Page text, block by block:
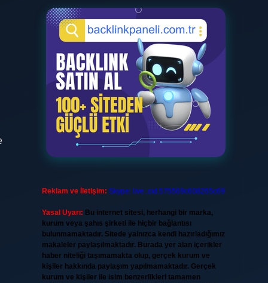
Reklam ve İletişim: Skype: live:.cid.575569c608265c69
Yasal Uyarı: Bu internet sitesi, herhangi bir marka,
kurum veya şahıs şirketi ile hiçbir bağlantısı
bulunmamaktadır. Sitede yalnızca kendi hazırladığımız
makaleler paylaşılmaktadır. Burada yer alan içerikler
haber niteliği taşımamakta olup, gerçek kurum ve
kişiler hakkında paylaşım yapılmamaktadır. Gerçek
kurum ve kişiler ile isim benzerlikleri tamamen